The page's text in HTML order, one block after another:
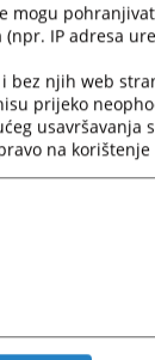
Бутиган за
Hrvatski jezik
mogu
IP adresa
bez njih web
prijeko
usavršavanja
na